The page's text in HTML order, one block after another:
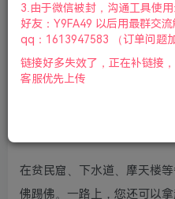
游戏介绍
愤怒的大脚(Anger Foot)是
戏，在这里，比你可怕的双
拍。游侠网分享愤怒的大脚
在贫民窟、下水道、摩天楼
佛踢佛。一路上，您还可以
3.由于微信被封，沟通工具使
好友：Y9FA49 以后用最群交
qq：1613947583 （订单问题
链接好多失效了，正在补链接
客服优先上传